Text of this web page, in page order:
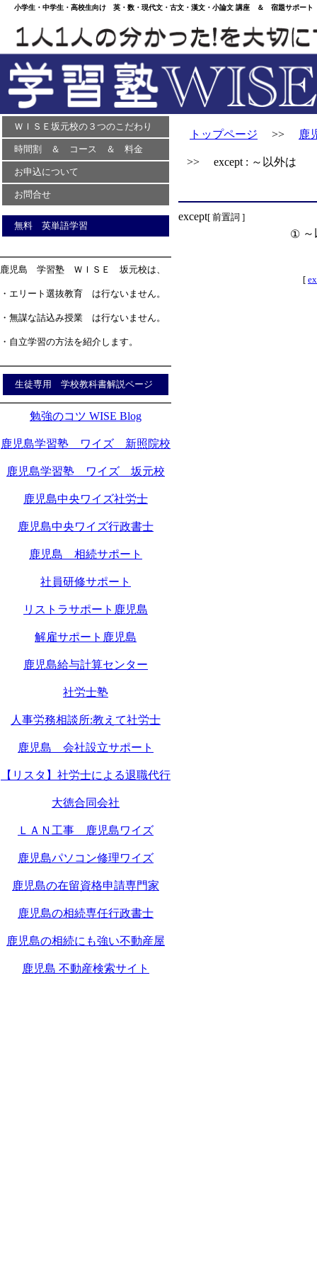
小学生・中学生・高校生向け 英・数・現代文・古文・漢文・小論文 講座 ＆ 宿題サポー
ＷＩＳＥ坂元校の３つのこだわり
時間割 ＆ コース ＆ 料金
お申込について
お問合せ
無料 英単語学習
鹿児島 学習塾 ＷＩＳＥ 坂元校は、
・エリート選抜教育 は行ないません。
・無謀な詰込み授業 は行ないません。
・自立学習の方法を紹介します。
生徒専用 学校教科書解説ページ
勉強のコツ WISE Blog
鹿児島学習塾 ワイズ 新照院校
鹿児島学習塾 ワイズ 坂元校
鹿児島中央ワイズ社労士
鹿児島中央ワイズ行政書士
鹿児島 相続サポート
社員研修サポート
リストラサポート鹿児島
解雇サポート鹿児島
鹿児島給与計算センター
社労士塾
人事労務相談所:教えて社労士
鹿児島 会社設立サポート
【リスタ】社労士による退職代行
大徳合同会社
ＬＡＮ工事 鹿児島ワイズ
鹿児島パソコン修理ワイズ
鹿児島の在留資格申請専門家
鹿児島の相続専任行政書士
鹿児島の相続にも強い不動産屋
鹿児島 不動産検索サイト
トップページ >> 鹿
>> except : ～以外は
except[ 前置詞 ]
①
[